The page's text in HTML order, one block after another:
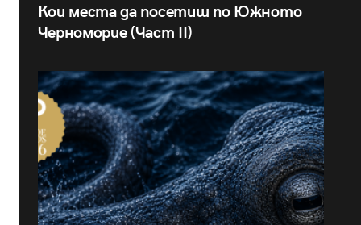
Кои места да посетиш по Южното
Черноморие (Част II)